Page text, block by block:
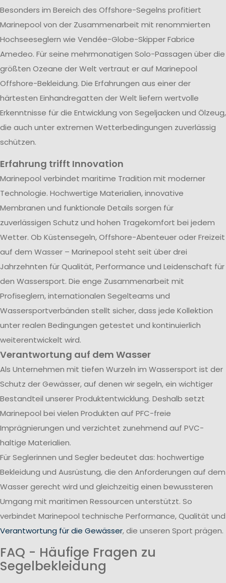
Besonders im Bereich des Offshore-Segelns profitiert
Marinepool von der Zusammenarbeit mit renommierten
Hochseeseglern wie Vendée-Globe-Skipper Fabrice
Amedeo. Für seine mehrmonatigen Solo-Passagen über die
größten Ozeane der Welt vertraut er auf Marinepool
Offshore-Bekleidung. Die Erfahrungen aus einer der
härtesten Einhandregatten der Welt liefern wertvolle
Erkenntnisse für die Entwicklung von Segeljacken und Ölzeug,
die auch unter extremen Wetterbedingungen zuverlässig
schützen.
Erfahrung trifft Innovation
Marinepool verbindet maritime Tradition mit moderner
Technologie. Hochwertige Materialien, innovative
Membranen und funktionale Details sorgen für
zuverlässigen Schutz und hohen Tragekomfort bei jedem
Wetter. Ob Küstensegeln, Offshore-Abenteuer oder Freizeit
auf dem Wasser – Marinepool steht seit über drei
Jahrzehnten für Qualität, Performance und Leidenschaft für
den Wassersport. Die enge Zusammenarbeit mit
Profiseglern, internationalen Segelteams und
Wassersportverbänden stellt sicher, dass jede Kollektion
unter realen Bedingungen getestet und kontinuierlich
weiterentwickelt wird.
Verantwortung auf dem Wasser
Als Unternehmen mit tiefen Wurzeln im Wassersport ist der
Schutz der Gewässer, auf denen wir segeln, ein wichtiger
Bestandteil unserer Produktentwicklung. Deshalb setzt
Marinepool bei vielen Produkten auf PFC-freie
Imprägnierungen und verzichtet zunehmend auf PVC-
haltige Materialien.
Für Seglerinnen und Segler bedeutet das: hochwertige
Bekleidung und Ausrüstung, die den Anforderungen auf dem
Wasser gerecht wird und gleichzeitig einen bewussteren
Umgang mit maritimen Ressourcen unterstützt. So
verbindet Marinepool technische Performance, Qualität und
Verantwortung für die Gewässer, die unseren Sport prägen.
FAQ - Häufige Fragen zu
Segelbekleidung